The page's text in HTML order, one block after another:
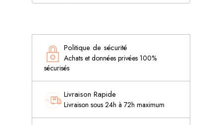
Politique de sécurité
Achats et données privées 100%
sécurisés
Livraison Rapide
Livraison sous 24h à 72h maximum